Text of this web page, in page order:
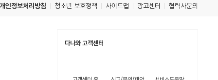
개인정보처리방침 청소년 보호정책 사이트맵 광고센터 협력사문의
다나와 고객센터